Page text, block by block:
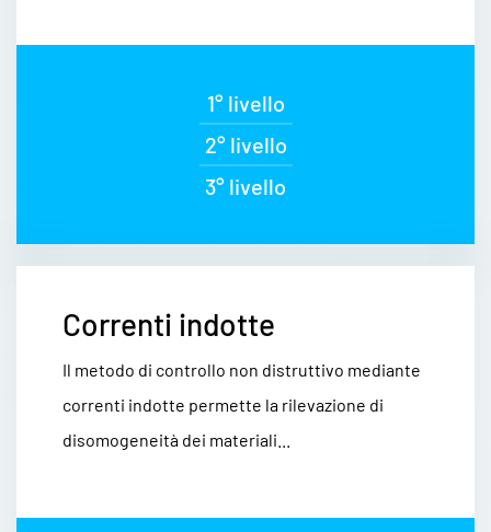
1° livello
2° livello
3° livello
Correnti indotte
Il metodo di controllo non distruttivo mediante
correnti indotte permette la rilevazione di
disomogeneità dei materiali...